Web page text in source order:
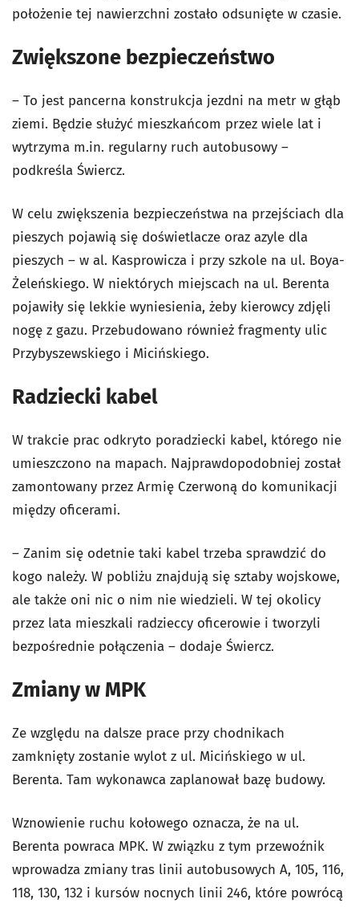
położenie tej nawierzchni zostało odsunięte w czasie.
Zwiększone bezpieczeństwo
– To jest pancerna konstrukcja jezdni na metr w głąb
ziemi. Będzie służyć mieszkańcom przez wiele lat i
wytrzyma m.in. regularny ruch autobusowy –
podkreśla Świercz.
W celu zwiększenia bezpieczeństwa na przejściach dla
pieszych pojawią się doświetlacze oraz azyle dla
pieszych – w al. Kasprowicza i przy szkole na ul. Boya-
Żeleńskiego. W niektórych miejscach na ul. Berenta
pojawiły się lekkie wyniesienia, żeby kierowcy zdjęli
nogę z gazu. Przebudowano również fragmenty ulic
Przybyszewskiego i Micińskiego.
Radziecki kabel
W trakcie prac odkryto poradziecki kabel, którego nie
umieszczono na mapach. Najprawdopodobniej został
zamontowany przez Armię Czerwoną do komunikacji
między oficerami.
– Zanim się odetnie taki kabel trzeba sprawdzić do
kogo należy. W pobliżu znajdują się sztaby wojskowe,
ale także oni nic o nim nie wiedzieli. W tej okolicy
przez lata mieszkali radzieccy oficerowie i tworzyli
bezpośrednie połączenia – dodaje Świercz.
Zmiany w MPK
Ze względu na dalsze prace przy chodnikach
zamknięty zostanie wylot z ul. Micińskiego w ul.
Berenta. Tam wykonawca zaplanował bazę budowy.
Wznowienie ruchu kołowego oznacza, że na ul.
Berenta powraca MPK. W związku z tym przewoźnik
wprowadza zmiany tras linii autobusowych A, 105, 116,
118, 130, 132 i kursów nocnych linii 246, które powrócą